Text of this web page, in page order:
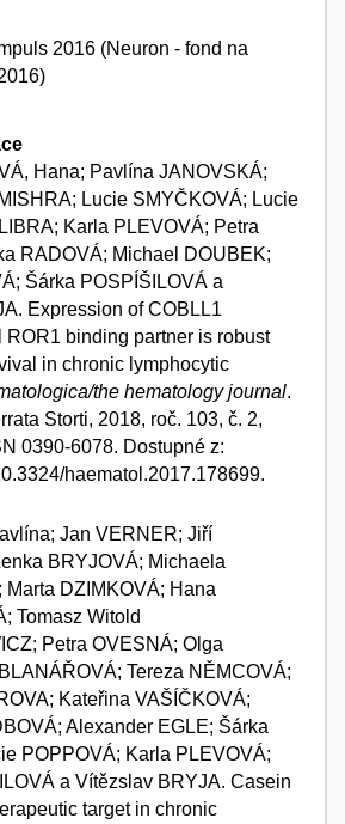
2016 (Neuron - fond na
Hana; Pavlína JANOVSKÁ;
Lucie SMYČKOVÁ; Lucie
Karla PLEVOVÁ; Petra
RADOVÁ; Michael DOUBEK;
Šárka POSPÍŠILOVÁ a
Expression of COBLL1
binding partner is robust
in chronic lymphocytic
the hematology journal.
Storti, 2018, roč. 103, č. 2,
0390-6078. Dostupné z:
haematol.2017.178699.
Jan VERNER; Jiří
BRYJOVÁ; Michaela
Marta DZIMKOVÁ; Hana
Tomasz Witold
Petra OVESNÁ; Olga
Tereza NĚMCOVÁ;
Kateřina VAŠÍČKOVÁ;
Alexander EGLE; Šárka
POPPOVÁ; Karla PLEVOVÁ;
a Vítězslav BRYJA. Casein
target in chronic